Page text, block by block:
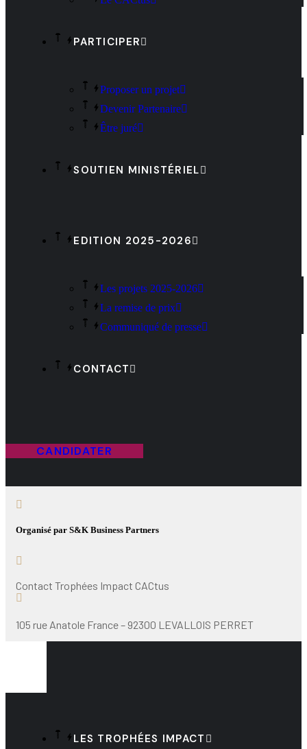
PARTICIPER
Proposer un projet
Devenir Partenaire
Être juré
SOUTIEN MINISTÉRIEL
EDITION 2025-2026
Les projets 2025-2026
La remise de prix
Communiqué de presse
CONTACT
CANDIDATER
Organisé par S&K Business Partners
Contact Trophées Impact CACtus
105 rue Anatole France – 92300 LEVALLOIS PERRET
LES TROPHÉES IMPACT